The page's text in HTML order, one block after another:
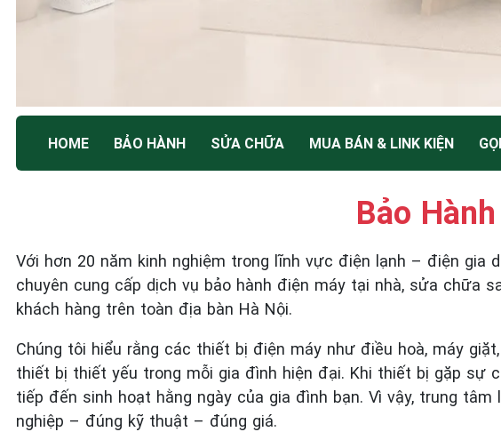
SỬA CHỮA & BẢO
Tốc Độ Tối Đa • Chất Lượng Tối Ưu • Chi Phí Tối
Thiểu
☎️ 09.86.85.89.22
HOME BẢO HÀNH SỬA CHỮA MUA BÁN & LINK KIỆN
Bảo
Với hơn 20 năm kinh nghiệm trong lĩnh vực điện lạnh – điện gia
chuyên cung cấp dịch vụ bảo hành điện máy tại nhà, sửa chữa
khách hàng trên toàn địa bàn Hà Nội.
Chúng tôi hiểu rằng các thiết bị điện máy như điều hoà, máy
thiết bị thiết yếu trong mỗi gia đình hiện đại. Khi thiết bị gặp sự
tiếp đến sinh hoạt hằng ngày của gia đình bạn. Vì vậy, trung
nghiệp – đúng kỹ thuật – đúng giá.